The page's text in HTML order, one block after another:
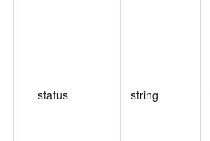
status string